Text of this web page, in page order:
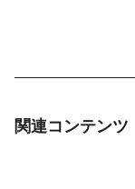
関連コンテンツ